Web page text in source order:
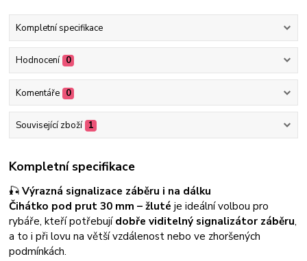
Kompletní specifikace
Hodnocení 0
Komentáře 0
Související zboží 1
Kompletní specifikace
🎣Výrazná signalizace záběru i na dálku
Čihátko pod prut 30 mm – žluté je ideální volbou pro
rybáře, kteří potřebujídobře viditelný signalizátor záběru,
a to i při lovu na větší vzdálenost nebo ve zhoršených
podmínkách.